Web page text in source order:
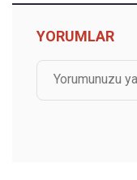
YORUMLAR